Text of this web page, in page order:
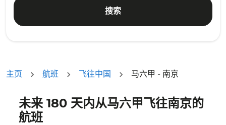
搜索
主页 航班 飞往中国 马六甲 - 南京
未来 180 天内从马六甲飞往南京的
航班
没有符合您的筛选条件的机票。请调整您的筛选条件。